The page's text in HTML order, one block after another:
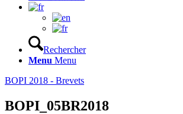
Rechercher
Menu Menu
BOPI 2018 - Brevets
BOPI_05BR2018